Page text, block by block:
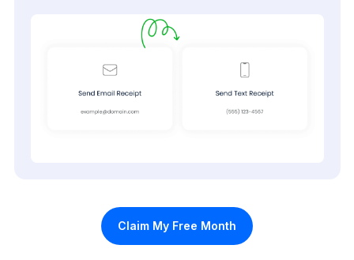
Claim My Free Month